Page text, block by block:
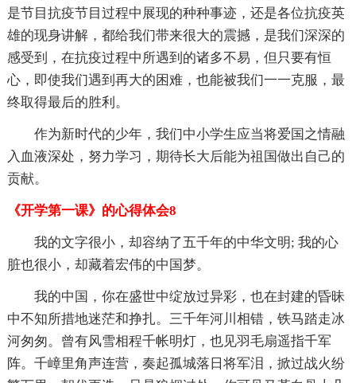
是节目抗疫节目过程中展现的种种事迹，还是各位抗疫英
雄的现身讲解，都给我们带来很大的震撼，是我们深深的
感受到，在抗疫过程中所遇到的诸多不易，但只要有恒
心，即使我们遇到再大的困难，也能被我们一一克服，最
终取得最后的胜利。
作为新时代的少年，我们中小学生应当将爱国之情融
入血液深处，努力学习，期待长大后能为祖国做出自己的
贡献。
《开学第一课》的心得体会8
我的文字很小，却容纳了五千年的中华文明; 我的心
脏也很小，却藏着宏伟的中国梦。
我的中国，你在盛世中绽放过异彩，也在封建的昏昧
中不知所措地迷茫和挣扎。三千年河川相错，铁马踏走冰
河匆匆。曾有风雪相程千帐明灯，也见羽毛扇遥指千军
阵。千嶂里角声连营，奏起孤城落日将军泪，掀过战火纷